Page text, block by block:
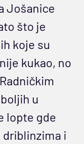
Jošanice
što je
koje su
kukao, no
u
lopte gde
driblinzima i